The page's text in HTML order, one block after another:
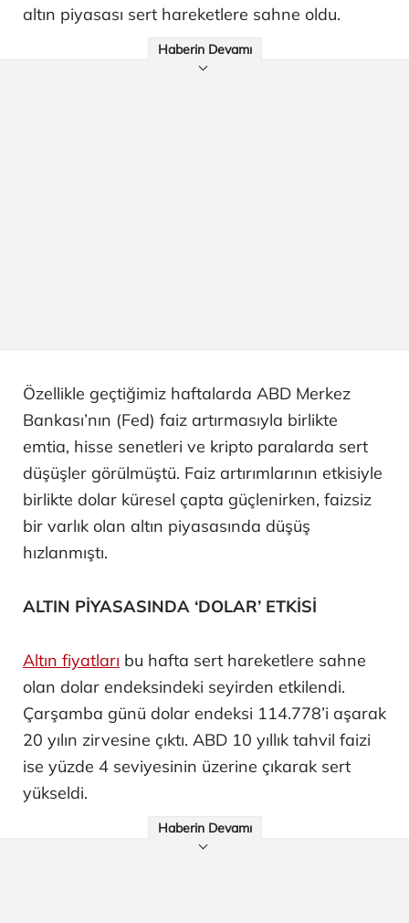
altın piyasası sert hareketlere sahne oldu.
Haberin Devamı
Özellikle geçtiğimiz haftalarda ABD Merkez
Bankası’nın (Fed) faiz artırmasıyla birlikte
emtia, hisse senetleri ve kripto paralarda sert
düşüşler görülmüştü. Faiz artırımlarının etkisiyle
birlikte dolar küresel çapta güçlenirken, faizsiz
bir varlık olan altın piyasasında düşüş
hızlanmıştı.
ALTIN PİYASASINDA ‘DOLAR’ ETKİSİ
Altın fiyatları bu hafta sert hareketlere sahne
olan dolar endeksindeki seyirden etkilendi.
Çarşamba günü dolar endeksi 114.778’i aşarak
20 yılın zirvesine çıktı. ABD 10 yıllık tahvil faizi
ise yüzde 4 seviyesinin üzerine çıkarak sert
yükseldi.
Haberin Devamı